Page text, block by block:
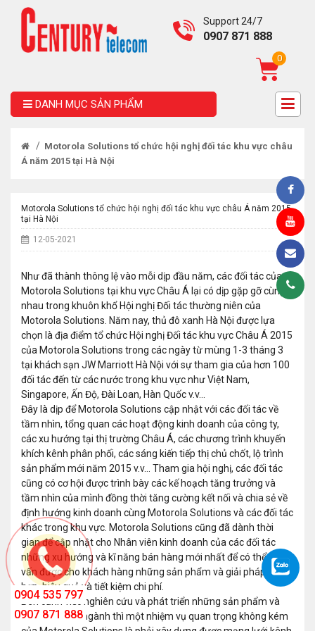
Support 24/7
0907 871 888
0
DANH MỤC SẢN PHẨM
/ Motorola Solutions tổ chức hội nghị đối tác khu vực châu
Á năm 2015 tại Hà Nội
Motorola Solutions tổ chức hội nghị đối tác khu vực châu Á năm 2015
tại Hà Nội
12-05-2021
Như đã thành thông lệ vào mỗi dịp đầu năm, các đối tác của
Motorola Solutions tại khu vực Châu Á lại có dịp gặp gỡ cùng
nhau trong khuôn khổ Hội nghị Đối tác thường niên của
Motorola Solutions. Năm nay, thủ đô xanh Hà Nội được lựa
chọn là địa điểm tổ chức Hội nghị Đối tác khu vực Châu Á 2015
của Motorola Solutions trong các ngày từ mùng 1-3 tháng 3
tại khách sạn JW Marriott Hà Nội với sự tham gia của hơn 100
đối tác đến từ các nước trong khu vực như Việt Nam,
Singapore, Ấn Độ, Đài Loan, Hàn Quốc v.v…
Đây là dịp để Motorola Solutions cập nhật với các đối tác về
tầm nhìn, tổng quan các hoạt động kinh doanh của công ty,
các xu hướng tại thị trường Châu Á, các chương trình khuyến
khích kênh phân phối, các sáng kiến tiếp thị chủ chốt, lộ trình
sản phẩm mới năm 2015 v.v… Tham gia hội nghị, các đối tác
cũng có cơ hội được trình bày các kế hoạch tăng trưởng và
tầm nhìn của mình đồng thời tăng cường kết nối và chia sẻ về
định hướng kinh doanh cùng Motorola Solutions và các đối tác
khác trong khu vực. Motorola Solutions cũng đã dành thời
gian để cập nhật cho Nhân viên kinh doanh của các đối tác
những xu hướng và kĩ năng bán hàng mới nhất để có thể tư
vấn được cho khách hàng những sản phẩm và giải pháp phù
hợp, hiệu quả và tiết kiệm chi phí.
Bên cạnh việc nghiên cứu và phát triển những sản phẩm và
giải pháp đầu ngành thì một nhiệm vụ quan trọng không kém
0904 535 797
0907 871 888